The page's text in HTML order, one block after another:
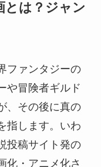
とは？ジャン
ファンタジーの
や冒険者ギルド
、その後に真の
指します。いわ
投稿サイト発の
化・アニメ化さ